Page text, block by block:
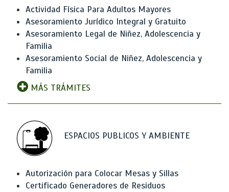
Actividad Física Para Adultos Mayores
Asesoramiento Jurídico Integral y Gratuito
Asesoramiento Legal de Niñez, Adolescencia y
Familia
Asesoramiento Social de Niñez, Adolescencia y
Familia
MÁS TRÁMITES
ESPACIOS PUBLICOS Y AMBIENTE
Autorización para Colocar Mesas y Sillas
Certificado Generadores de Residuos